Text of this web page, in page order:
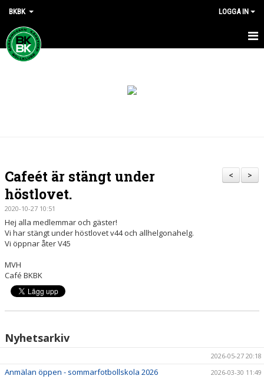
BKBK LOGGA IN
HEM
>
<
Cafeét är stängt under
höstlovet.
2020-10-27 10:51
Hej alla medlemmar och gäster!
Vi har stängt under höstlovet v44 och allhelgonahelg.
Vi öppnar åter V45
MVH
Café BKBK
Nyhetsarkiv
2026-05-27 20:18
Anmälan öppen - sommarfotbollskola 2026 2026-03-30 11:49